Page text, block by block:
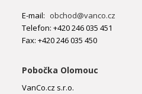
E-mail: obchod@vanco.cz
Telefon: +420 246 035 451
Fax: +420 246 035 450
Pobočka Olomouc
VanCo.cz s.r.o.